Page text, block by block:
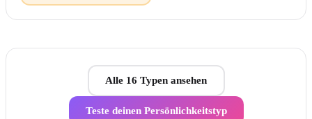
Alle 16 Typen ansehen
Teste deinen Persönlichkeitstyp